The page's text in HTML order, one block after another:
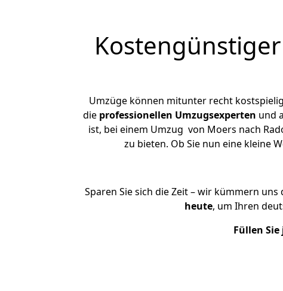
Umzüge können mitunter recht
die professionellen Umzugsexperten und
ist, bei einem Umzug von Moers nach
zu bieten. Ob Sie nun eine kleine
Sparen Sie sich die Zeit – wir kümmern
heute, um Ihren
Füllen